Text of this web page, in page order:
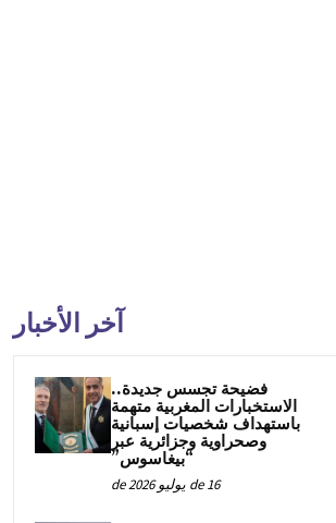
آخر الأخبار
فضيحة تجسس جديدة..
الاستخبارات المغربية متهمة
باستهداف شخصيات إسبانية
وصحراوية وجزائرية عبر
“بيغاسوس”
16 de يوليو de 2026